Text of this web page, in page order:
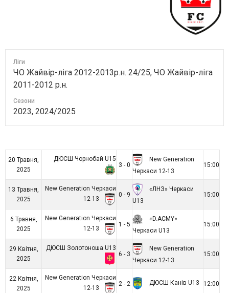
Ліги
ЧО Жайвір-ліга 2012-2013р.н. 24/25, ЧО Жайвір-ліга
2011-2012 р.н.
Сезони
2023, 2024/2025
20 Травня,
2025
ДЮСШ Чорнобай U15
3 - 0
New Generation
Черкаси 12-13
15:00
13 Травня,
2025
New Generation Черкаси
12-13
0 - 9
«ЛНЗ» Черкаси
U13
15:00
6 Травня,
2025
New Generation Черкаси
12-13
1 - 5
«D.ACMY»
Черкаси U13
15:00
29 Квітня,
2025
ДЮСШ Золотоноша U13
6 - 3
New Generation
Черкаси 12-13
15:00
22 Квітня,
2025
New Generation Черкаси
12-13
2 - 2 ДЮСШ Канів U13 12:00